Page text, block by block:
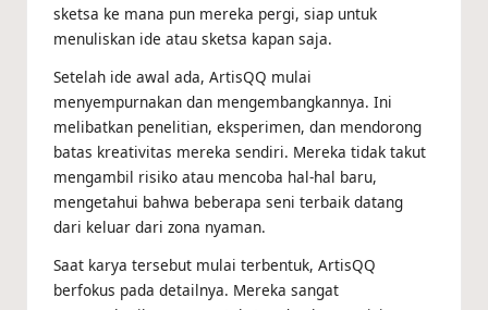
sketsa ke mana pun mereka pergi, siap untuk
menuliskan ide atau sketsa kapan saja.
Setelah ide awal ada, ArtisQQ mulai
menyempurnakan dan mengembangkannya. Ini
melibatkan penelitian, eksperimen, dan mendorong
batas kreativitas mereka sendiri. Mereka tidak takut
mengambil risiko atau mencoba hal-hal baru,
mengetahui bahwa beberapa seni terbaik datang
dari keluar dari zona nyaman.
Saat karya tersebut mulai terbentuk, ArtisQQ
berfokus pada detailnya. Mereka sangat